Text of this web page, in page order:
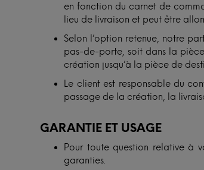
en fonction du carnet de
lieu de livraison et peut être
Selon l’option retenue, notre
pas-de-porte, soit dans la
création jusqu’à la pièce de
Le client est responsable du
passage de la création, la
GARANTIE ET USAGE
Pour toute question relative à
garanties.